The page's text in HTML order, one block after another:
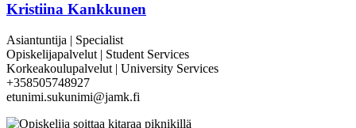
Kristiina Kankkunen
Asiantuntija | Specialist
Opiskelijapalvelut | Student Services
Korkeakoulupalvelut | University Services
+358505748927
etunimi.sukunimi@jamk.fi